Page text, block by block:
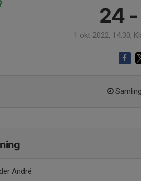
24
1 okt 2022, 14:30,
André